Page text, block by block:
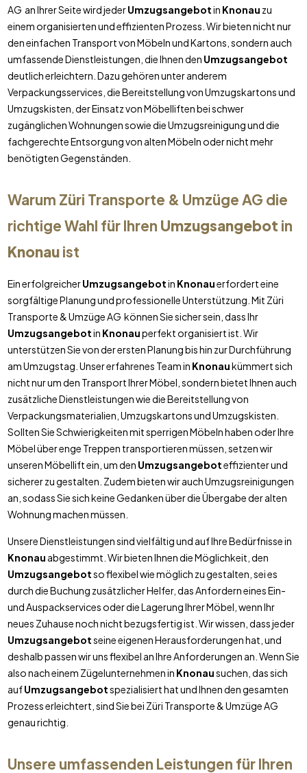
AG an Ihrer Seite wird jederUmzugsangebotin Knonau zu
einem organisierten und effizienten Prozess. Wir bieten nicht nur
den einfachen Transport von Möbeln und Kartons, sondern auch
umfassende Dienstleistungen, die Ihnen den Umzugsangebot
deutlich erleichtern. Dazu gehören unter anderem
Verpackungsservices, die Bereitstellung von Umzugskartons und
Umzugskisten, der Einsatz von Möbelliften bei schwer
zugänglichen Wohnungen sowie die Umzugsreinigung und die
fachgerechte Entsorgung von alten Möbeln oder nicht mehr
benötigten Gegenständen.
Warum Züri Transporte & Umzüge AG die
richtige Wahl für Ihren Umzugsangebot in
Knonauist
Ein erfolgreicherUmzugsangebotin Knonauerfordert eine
sorgfältige Planung und professionelle Unterstützung. Mit Züri
Transporte & Umzüge AG können Sie sicher sein, dass Ihr
Umzugsangebotin Knonauperfekt organisiert ist. Wir
unterstützen Sie von der ersten Planung bis hin zur Durchführung
am Umzugstag. Unser erfahrenes Team in Knonaukümmert sich
nicht nur um den Transport Ihrer Möbel, sondern bietet Ihnen auch
zusätzliche Dienstleistungen wie die Bereitstellung von
Verpackungsmaterialien, Umzugskartons und Umzugskisten.
Sollten Sie Schwierigkeiten mit sperrigen Möbeln haben oder Ihre
Möbel über enge Treppen transportieren müssen, setzen wir
unseren Möbellift ein, um den Umzugsangeboteffizienter und
sicherer zu gestalten. Zudem bieten wir auch Umzugsreinigungen
an, sodass Sie sich keine Gedanken über die Übergabe der alten
Wohnung machen müssen.
Unsere Dienstleistungen sind vielfältig und auf Ihre Bedürfnisse in
Knonau abgestimmt. Wir bieten Ihnen die Möglichkeit, den
Umzugsangebotso flexibel wie möglich zu gestalten, sei es
durch die Buchung zusätzlicher Helfer, das Anfordern eines Ein-
und Auspackservices oder die Lagerung Ihrer Möbel, wenn Ihr
neues Zuhause noch nicht bezugsfertig ist. Wir wissen, dass jeder
Umzugsangebotseine eigenen Herausforderungen hat, und
deshalb passen wir uns flexibel an Ihre Anforderungen an. Wenn Sie
also nach einem Zügelunternehmen in Knonausuchen, das sich
aufUmzugsangebotspezialisiert hat und Ihnen den gesamten
Prozess erleichtert, sind Sie bei Züri Transporte & Umzüge AG
genau richtig.
Unsere umfassenden Leistungen für Ihren